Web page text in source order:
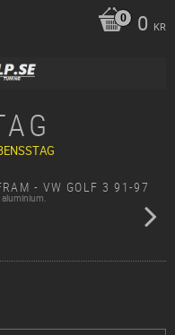
0 KR
- VW GOLF 3 91-97
aluminium.